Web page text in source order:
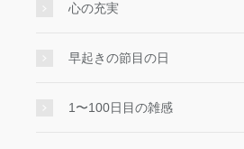
心の充実
早起きの節目の日
1〜100日目の雑感